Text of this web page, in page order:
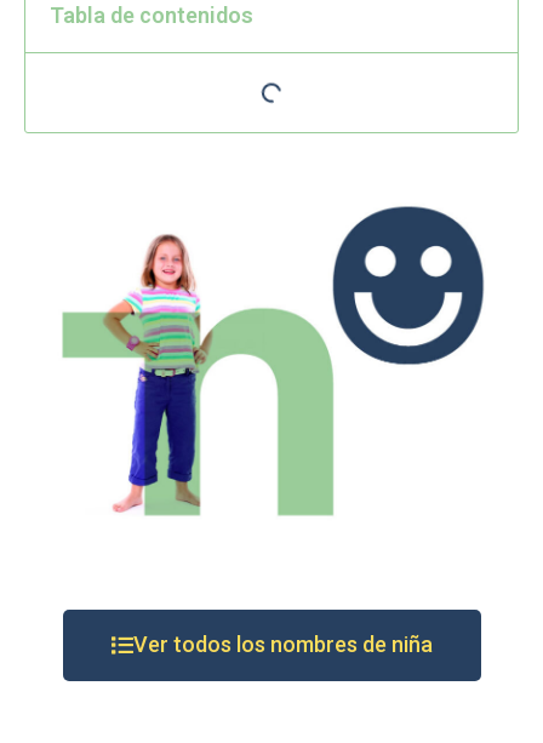
Tabla de contenidos
Ver todos los nombres de niña